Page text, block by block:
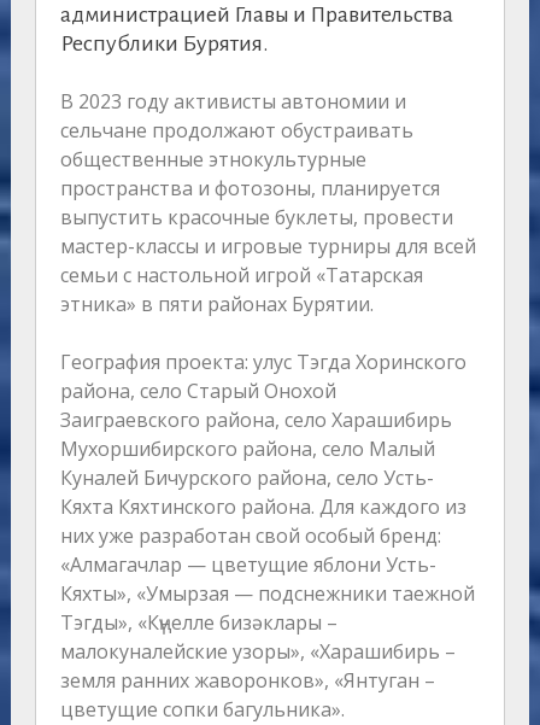
администрацией Главы и Правительства
Республики Бурятия.
В 2023 году активисты автономии и
сельчане продолжают обустраивать
общественные этнокультурные
пространства и фотозоны, планируется
выпустить красочные буклеты, провести
мастер-классы и игровые турниры для всей
семьи с настольной игрой «Татарская
этника» в пяти районах Бурятии.
География проекта: улус Тэгда Хоринского
района, село Старый Онохой
Заиграевского района, село Харашибирь
Мухоршибирского района, село Малый
Куналей Бичурского района, село Усть-
Кяхта Кяхтинского района. Для каждого из
них уже разработан свой особый бренд:
«Алмагачлар — цветущие яблони Усть-
Кяхты», «Умырзая — подснежники таежной
Тэгды», «Күңелле бизәклары –
малокуналейские узоры», «Харашибирь –
земля ранних жаворонков», «Янтуган –
цветущие сопки багульника».